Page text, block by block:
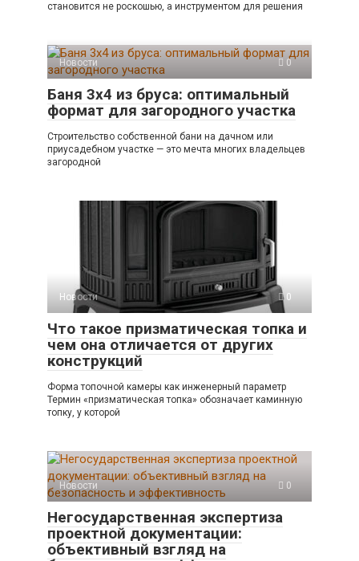
становится не роскошью, а инструментом для решения
Новости 0
Баня 3х4 из бруса: оптимальный
формат для загородного участка
Строительство собственной бани на дачном или
приусадебном участке — это мечта многих владельцев
загородной
Новости 0
Что такое призматическая топка и
чем она отличается от других
конструкций
Форма топочной камеры как инженерный параметр
Термин «призматическая топка» обозначает каминную
топку, у которой
Новости 0
Негосударственная экспертиза
проектной документации:
объективный взгляд на